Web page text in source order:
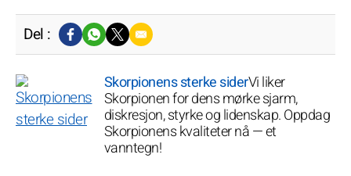
Del :
Skorpionens sterke siderVi liker
Skorpionen for dens mørke sjarm,
diskresjon, styrke og lidenskap. Oppdag
Skorpionens kvaliteter nå — et
vanntegn!